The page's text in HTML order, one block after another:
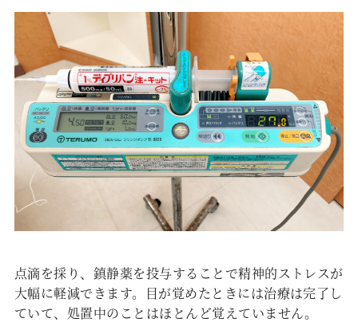
点滴を採り、鎮静薬を投与することで精神的ストレスが
大幅に軽減できます。目が覚めたときには治療は完了し
ていて、処置中のことはほとんど覚えていません。